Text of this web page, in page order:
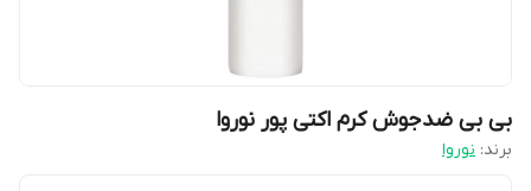
بی بی ضدجوش کرم اکتی پور نوروا
برند: نوروا